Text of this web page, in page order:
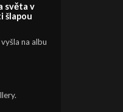
světa v
šlapou
na albu